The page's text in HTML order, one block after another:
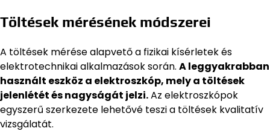
Töltések mérésének módszerei
A töltések mérése alapvető a fizikai kísérletek és
elektrotechnikai alkalmazások során. A leggyakrabban
használt eszköz a elektroszkóp, mely a töltések
jelenlétét és nagyságát jelzi.Az elektroszkópok
egyszerű szerkezete lehetővé teszi a töltések kvalitatív
vizsgálatát.